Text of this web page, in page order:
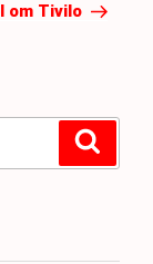
om Tivilo